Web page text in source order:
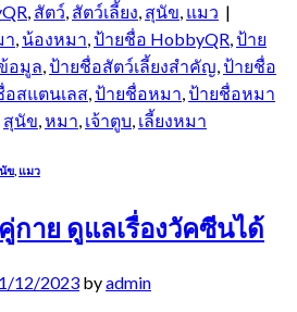
, สัตว์, สัตว์เลี้ยง, สุนัข, แมว |
, น้องหมา,ป้ายชื่อ HobbyQR,ป้าย
อมูล,ป้ายชื่อสัตว์เลี้ยงสำคัญ,ป้ายชื่อ
อสแตนเลส,ป้ายชื่อหมา,ป้ายชื่อหมา
สุนัข,หมา, เจ้าตูบ, เลี้ยงหมา
ข แมว
กาย ดูแลเรื่องวัคซีนได้
12/2023 byadmin